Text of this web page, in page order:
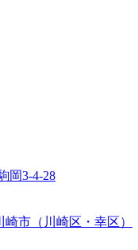
岡3-4-28
市（川崎区・幸区）